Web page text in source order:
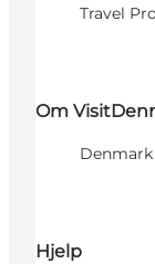
Travel
Om
Hjelp